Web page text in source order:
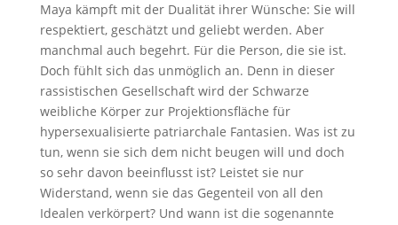
Maya kämpft mit der Dualität ihrer Wünsche: Sie will
respektiert, geschätzt und geliebt werden. Aber
manchmal auch begehrt. Für die Person, die sie ist.
Doch fühlt sich das unmöglich an. Denn in dieser
rassistischen Gesellschaft wird der Schwarze
weibliche Körper zur Projektionsfläche für
hypersexualisierte patriarchale Fantasien. Was ist zu
tun, wenn sie sich dem nicht beugen will und doch
so sehr davon beeinflusst ist? Leistet sie nur
Widerstand, wenn sie das Gegenteil von all den
Idealen verkörpert? Und wann ist die sogenannte